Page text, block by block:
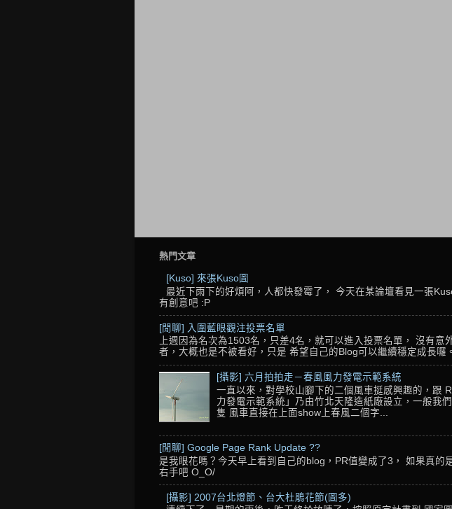
熱門文章
[Kuso] 來張Kuso圖
最近下雨下的好煩阿，人都快發霉了， 今天在某論壇看見一張
有創意吧 :P
[閒聊] 入圍藍眼觀注投票名單
上週因為名次為1503名，只差4名，就可以進入投票名單， 沒有
者，大概也是不被看好，只是 希望自己的Blog可以繼續穩定成長
[攝影] 六月拍拍走－春風風力發電示範系統
一直以來，對學校山腳下的二個風車挺感興趣的，跟
力發電示範系統」乃由竹北天隆造紙廠設立，一般我
隻 風車直接在上面show上春風二個字...
[閒聊] Google Page Rank Update ??
是我眼花嗎？今天早上看到自己的blog，PR值變成了3， 如果真
右手吧 O_O/
[攝影] 2007台北燈節、台大杜鵑花節(圖多)